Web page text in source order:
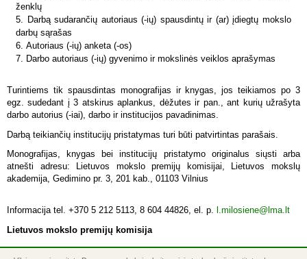
ženklų
Darbą sudarančių autoriaus (-ių) spausdintų ir (ar) įdiegtų mokslo
darbų sąrašas
Autoriaus (-ių) anketa (-os)
Darbo autoriaus (-ių) gyvenimo ir mokslinės veiklos aprašymas
Turintiems tik spausdintas monografijas ir knygas, jos teikiamos po 3
egz. sudedant į 3 atskirus aplankus, dėžutes ir pan., ant kurių užrašyta
darbo autorius (-iai), darbo ir institucijos pavadinimas.
Darbą teikiančių institucijų pristatymas turi būti patvirtintas parašais.
Monografijas, knygas bei institucijų pristatymo originalus siųsti arba
atnešti adresu: Lietuvos mokslo premijų komisijai, Lietuvos mokslų
akademija, Gedimino pr. 3, 201 kab., 01103 Vilnius
Informacija tel. +370 5 212 5113, 8 604 44826, el. p. l.milosiene@lma.lt
Lietuvos mokslo premijų komisija